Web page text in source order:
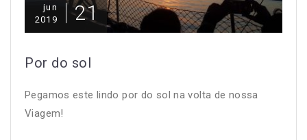
jun
2019
21
Por do sol
Pegamos este lindo por do sol na volta de nossa
Viagem!